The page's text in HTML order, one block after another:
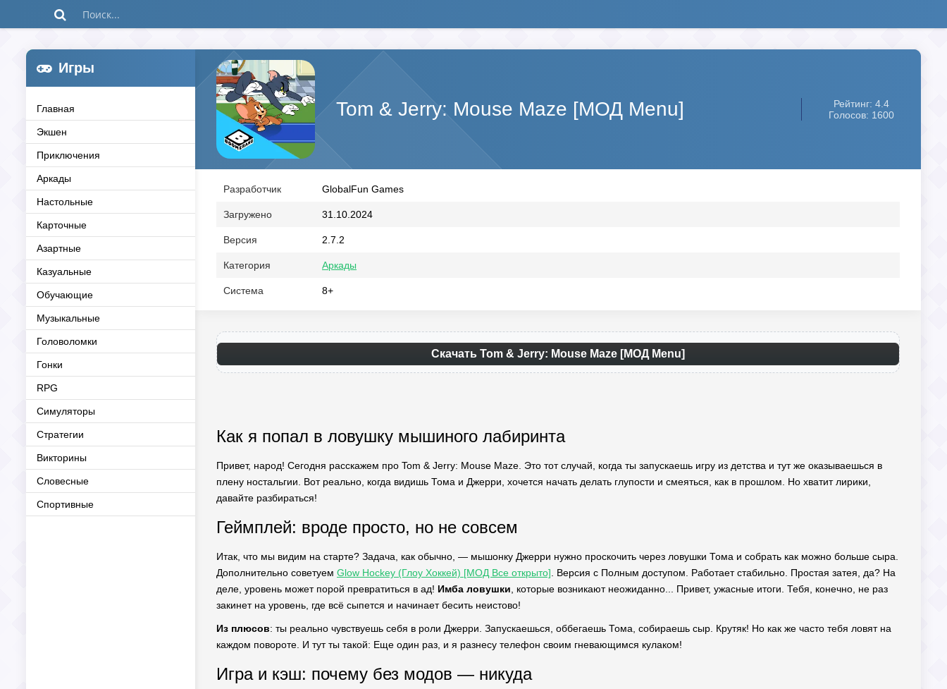
Игры
Главная
Экшен
Приключения
Аркады
Настольные
Карточные
Азартные
Казуальные
Обучающие
Музыкальные
Головоломки
Гонки
RPG
Симуляторы
Стратегии
Викторины
Словесные
Спортивные
Tom & Jerry: Mouse Maze [МОД Menu]
Рейтинг: 4.4
Голосов: 1600
Разработчик GlobalFun Games
Загружено 31.10.2024
Версия 2.7.2
Категория Аркады
Система 8+
Скачать Tom & Jerry: Mouse Maze [МОД Menu]
Как я попал в ловушку мышиного лабиринта
Привет, народ! Сегодня расскажем про Tom & Jerry: Mouse Maze. Это тот случай, когда ты запускаешь игру из детства и тут же оказываешься в
плену ностальгии. Вот реально, когда видишь Тома и Джерри, хочется начать делать глупости и смеяться, как в прошлом. Но хватит лирики,
давайте разбираться!
Геймплей: вроде просто, но не совсем
Итак, что мы видим на старте? Задача, как обычно, — мышонку Джерри нужно проскочить через ловушки Тома и собрать как можно больше сыра.
Дополнительно советуем Glow Hockey (Глоу Хоккей) [МОД Все открыто] . Версия с Полным доступом. Работает стабильно. Простая затея, да? На
деле, уровень может порой превратиться в ад! Имба ловушки , которые возникают неожиданно... Привет, ужасные итоги. Тебя, конечно, не раз
закинет на уровень, где всё сыпется и начинает бесить неистово!
Из плюсов: ты реально чувствуешь себя в роли Джерри. Запускаешься, оббегаешь Тома, собираешь сыр. Крутяк! Но как же часто тебя ловят на
каждом повороте. И тут ты такой: Еще один раз, и я разнесу телефон своим гневающимся кулаком!
Игра и кэш: почему без модов — никуда